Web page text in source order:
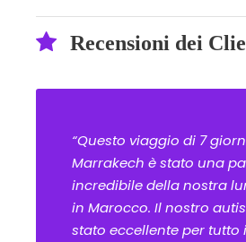
Recensioni dei
“Questo viaggio di 7
Marrakech è stato una
incredibile della nostra
in Marocco. Il nostro
stato eccellente per tutto